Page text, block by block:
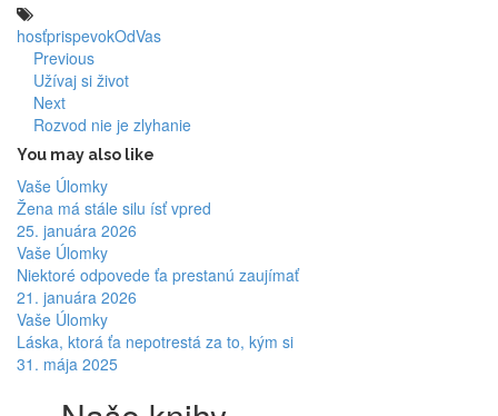
hosťprispevokOdVas
Previous
Užívaj si život
Next
Rozvod nie je zlyhanie
You may also like
Vaše Úlomky
Žena má stále silu ísť vpred
25. januára 2026
Vaše Úlomky
Niektoré odpovede ťa prestanú zaujímať
21. januára 2026
Vaše Úlomky
Láska, ktorá ťa nepotrestá za to, kým si
31. mája 2025